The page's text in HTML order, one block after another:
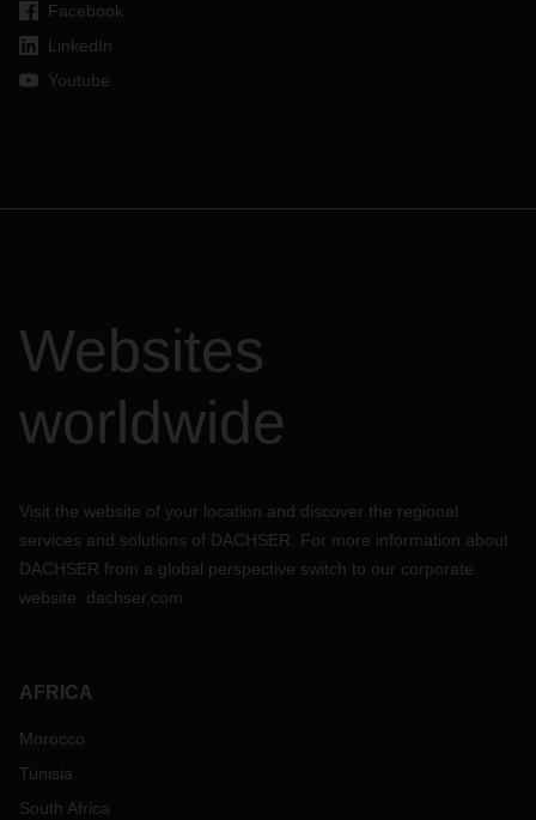
Facebook
LinkedIn
Youtube
Websites
worldwide
Visit the website of your location and discover the regional
services and solutions of DACHSER. For more information about
DACHSER from a global perspective switch to our corporate
website: dachser.com
AFRICA
Morocco
Tunisia
South Africa